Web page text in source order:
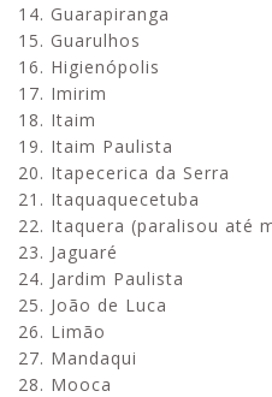
14. Guarapiranga
15. Guarulhos
16. Higienópolis
17. Imirim
18. Itaim
19. Itaim Paulista
20. Itapecerica da Serra
21. Itaquaquecetuba
22. Itaquera (paralisou até
23. Jaguaré
24. Jardim Paulista
25. João de Luca
26. Limão
27. Mandaqui
28. Mooca